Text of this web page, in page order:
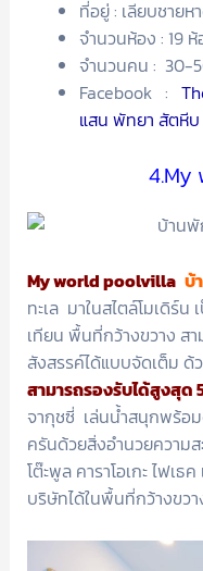
ที่อยู่ : เลียบชาย
จำนวนห้อง : 19
จำนวนคน : 30-
Facebook :
แสน พัทยา สัตหีบ
4.My
My world poolvilla บ้
ทะเล มาในสไตล์โมเดิร์
เทียน พื้นที่กว้างขวาง ส
สังสรรค์ได้แบบจัดเต็ม
สามารถรองรับได้สูงสุด
จากุชซี่ เล่นน้ำสนุกพร้อ
ครันด้วยสิ่งอำนวยความ
โต๊ะพูล คาราโอเกะ ไฟเ
บริษัทได้ในพื้นที่กว้างขวา